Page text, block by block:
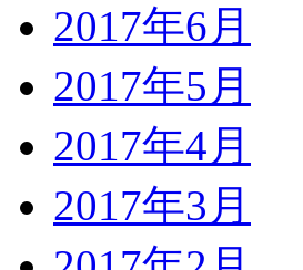
2017年6月
2017年5月
2017年4月
2017年3月